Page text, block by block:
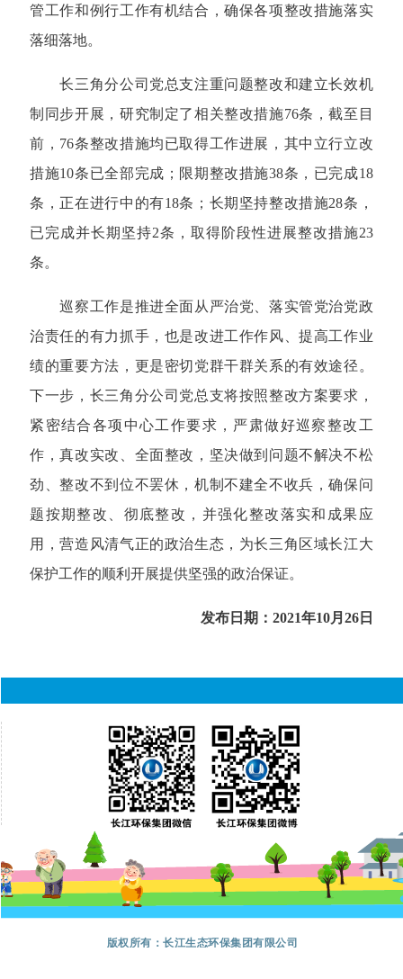
管工作和例行工作有机结合，确保各项整改措施落实
落细落地。
长三角分公司党总支注重问题整改和建立长效机
制同步开展，研究制定了相关整改措施76条，截至目
前，76条整改措施均已取得工作进展，其中立行立改
措施10条已全部完成；限期整改措施38条，已完成18
条，正在进行中的有18条；长期坚持整改措施28条，
已完成并长期坚持2条，取得阶段性进展整改措施23
条。
巡察工作是推进全面从严治党、落实管党治党政
治责任的有力抓手，也是改进工作作风、提高工作业
绩的重要方法，更是密切党群干群关系的有效途径。
下一步，长三角分公司党总支将按照整改方案要求，
紧密结合各项中心工作要求，严肃做好巡察整改工
作，真改实改
、全面整改，坚决做到问题不解决不松
劲、整改不到位不罢休，机制不建全不收兵，确保问
题按期整改、彻底整改，并强化整改落实和成果应
用，营造风清气正的政治生态，为长三角区域长江大
保护工作的顺利开展提供坚强的政治保证。
发布日期：2021年10月26日
版权所有：长江生态环保集团有限公司